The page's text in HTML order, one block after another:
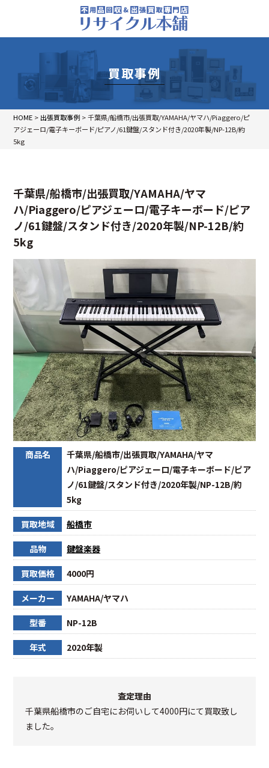
買取事例
HOME > 出張買取事例 >千葉県/船橋市/出張買取/YAMAHA/ヤマハ/Piaggero/ピ
アジェーロ/電子キーボード/ピアノ/61鍵盤/スタンド付き/2020年製/NP-12B/約
5kg
千葉県/船橋市/出張買取/YAMAHA/ヤマ
ハ/Piaggero/ピアジェーロ/電子キーボード/ピア
ノ/61鍵盤/スタンド付き/2020年製/NP-12B/約
5kg
商品名
千葉県/船橋市/出張買取/YAMAHA/ヤマ
ハ/Piaggero/ピアジェーロ/電子キーボード/ピア
ノ/61鍵盤/スタンド付き/2020年製/NP-12B/約
5kg
買取地域 船橋市
品物 鍵盤楽器
買取価格 4000円
メーカー YAMAHA/ヤマハ
型番 NP-12B
年式 2020年製
査定理由
千葉県船橋市のご自宅にお伺いして4000円にて買取致し
ました。